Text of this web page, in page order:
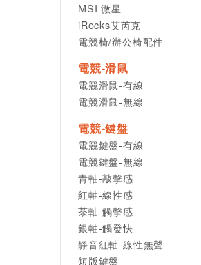
MSI 微星
iRocks艾芮克
電競椅/辦公椅配件
電競-滑鼠
電競滑鼠-有線
電競滑鼠-無線
電競-鍵盤
電競鍵盤-有線
電競鍵盤-無線
青軸-敲擊感
紅軸-線性感
茶軸-觸擊感
銀軸-觸發快
靜音紅軸-線性無聲
短版鍵盤